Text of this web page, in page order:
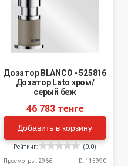
Дозатор BLANCO - 525816
Дозатор Lato хром/
серый беж
46 783 тенге
Добавить в корзину
Рейтинг: (0.0)
Просмотры: 2966 ID: 115990